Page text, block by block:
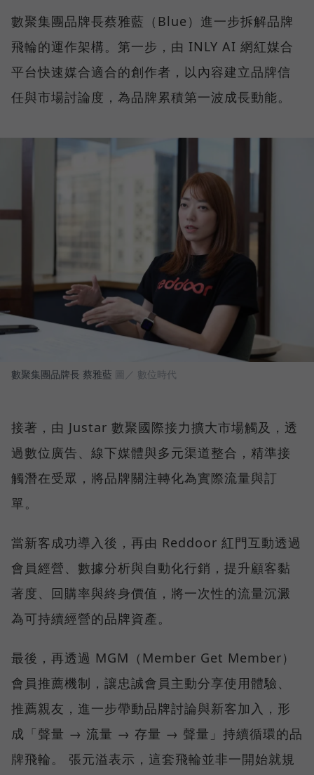
數聚集團品牌長蔡雅藍（Blue）進一步拆解品牌
飛輪的運作架構。第一步，由 INLY AI 網紅媒合
平台快速媒合適合的創作者，以內容建立品牌信
任與市場討論度，為品牌累積第一波成長動能。
數聚集團品牌長 蔡雅藍 圖／ 數位時代
接著，由 Justar 數聚國際接力擴大市場觸及，透
過數位廣告、線下媒體與多元渠道整合，精準接
觸潛在受眾，將品牌關注轉化為實際流量與訂
單。
當新客成功導入後，再由 Reddoor 紅門互動透過
會員經營、數據分析與自動化行銷，提升顧客黏
著度、回購率與終身價值，將一次性的流量沉澱
為可持續經營的品牌資產。
最後，再透過 MGM（Member Get Member）
會員推薦機制，讓忠誠會員主動分享使用體驗、
推薦親友，進一步帶動品牌討論與新客加入，形
成「聲量 → 流量 → 存量 → 聲量」持續循環的品
牌飛輪。 張元溢表示，這套飛輪並非一開始就規